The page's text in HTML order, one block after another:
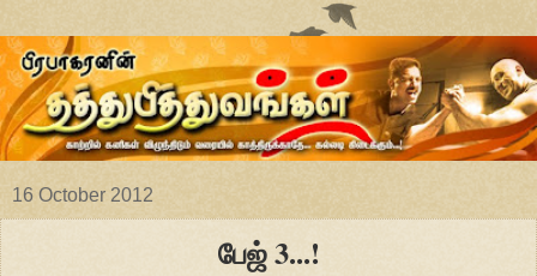
16 October 2012
பேஜ் 3...!